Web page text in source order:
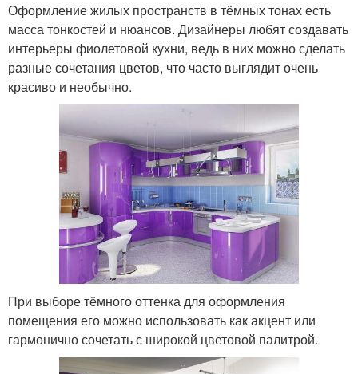
Оформление жилых пространств в тёмных тонах есть
масса тонкостей и нюансов. Дизайнеры любят создавать
интерьеры фиолетовой кухни, ведь в них можно сделать
разные сочетания цветов, что часто выглядит очень
красиво и необычно.
При выборе тёмного оттенка для оформления
помещения его можно использовать как акцент или
гармонично сочетать с широкой цветовой палитрой.